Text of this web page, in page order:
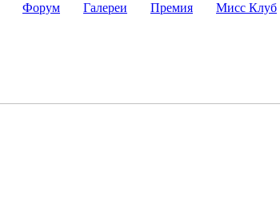
Форум Галереи Премия Мисс Клуб